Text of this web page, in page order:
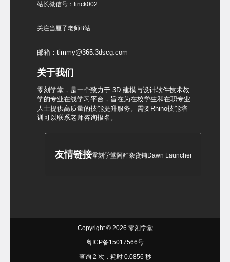
站长微信号：linck002
关注当厘子老师B站
邮箱：timmy@365.3dscg.com
关于我们
零刻学堂，是一个致力于 3D 建模与设计软件技术教
学的专业在线学习平台，旨在为在校学生和在职专业
人士提供高质量的技能提升服务。需要Rhino技能培
训可以联系老师咨询报名。
友情链接零刻学堂阿酷杂货铺Dawn Launcher
Copyright © 2026 零刻学堂
粤ICP备15017566号
查询 2 次，耗时 0.0856 秒